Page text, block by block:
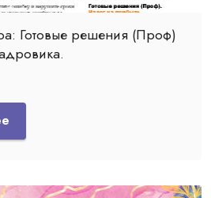
Готовые решения (Проф)